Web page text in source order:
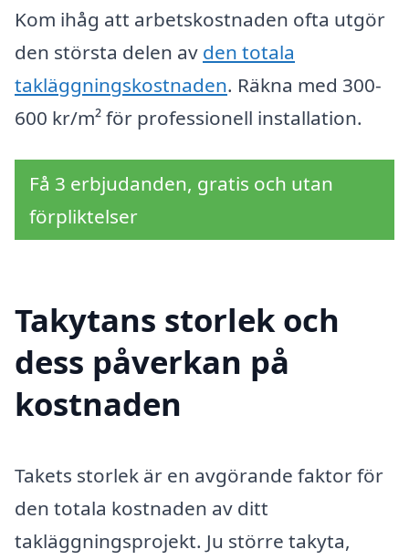
Kom ihåg att arbetskostnaden ofta utgör
den största delen av den totala
takläggningskostnaden. Räkna med 300-
600 kr/m² för professionell installation.
Få 3 erbjudanden, gratis och utan
förpliktelser
Takytans storlek och
dess påverkan på
kostnaden
Takets storlek är en avgörande faktor för
den totala kostnaden av ditt
takläggningsprojekt. Ju större takyta,